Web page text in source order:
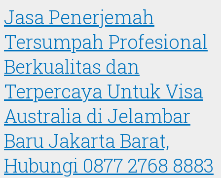
Jasa Penerjemah
Tersumpah Profesional
Berkualitas dan
Terpercaya Untuk Visa
Australia di Jelambar
Baru Jakarta Barat,
Hubungi 0877 2768 8883